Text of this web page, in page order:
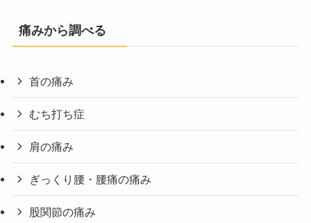
痛みから調べる
首の痛み
むち打ち症
肩の痛み
ぎっくり腰・腰痛の痛み
股関節の痛み